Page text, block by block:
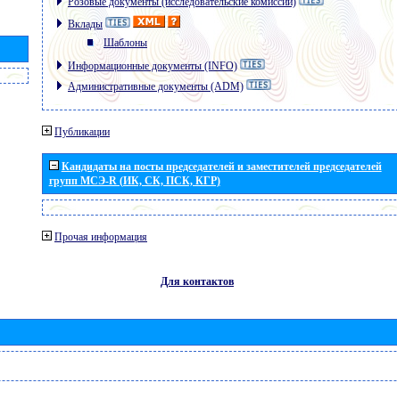
Вклады
Шаблоны
Информационные документы (INFO)
Административные документы (ADM)
Публикации
Кандидаты на посты председателей и заместителей председателей
групп МСЭ-R (ИК, СК, ПСК, КГР)
Прочая информация
Для контактов